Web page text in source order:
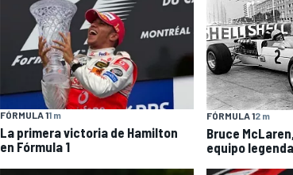
FÓRMULA 11 m
La primera victoria de Hamilton
en Fórmula 1
FÓRMULA 12 m
Bruce
equipo